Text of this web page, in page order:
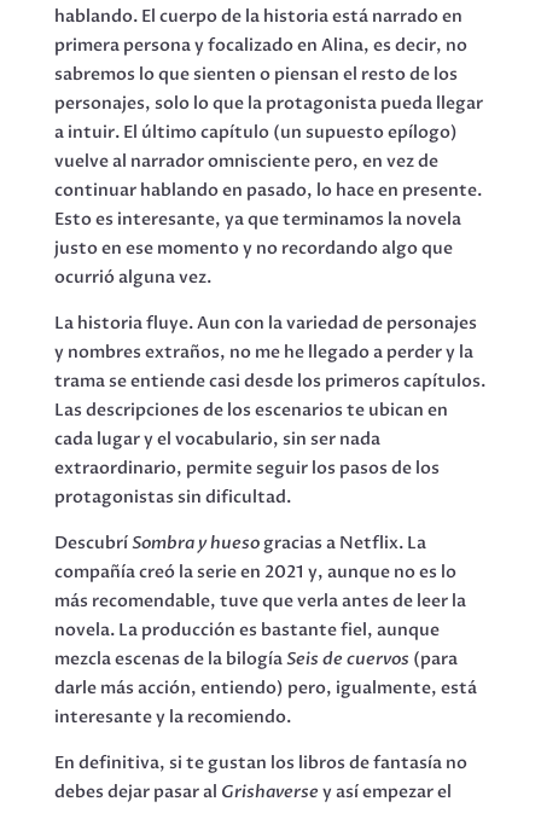
hablando. El cuerpo de la historia está narrado en
primera persona y focalizado en Alina, es decir, no
sabremos lo que sienten o piensan el resto de los
personajes, solo lo que la protagonista pueda llegar
a intuir. El último capítulo (un supuesto epílogo)
vuelve al narrador omnisciente pero, en vez de
continuar hablando en pasado, lo hace en presente.
Esto es interesante, ya que terminamos la novela
justo en ese momento y no recordando algo que
ocurrió alguna vez.
La historia fluye. Aun con la variedad de personajes
y nombres extraños, no me he llegado a perder y la
trama se entiende casi desde los primeros capítulos.
Las descripciones de los escenarios te ubican en
cada lugar y el vocabulario, sin ser nada
extraordinario, permite seguir los pasos de los
protagonistas sin dificultad.
DescubríSombra y huesogracias a Netflix. La
compañía creó la serie en 2021 y, aunque no es lo
más recomendable, tuve que verla antes de leer la
novela. La producción es bastante fiel, aunque
mezcla escenas de la bilogíaSeis de cuervos (para
darle más acción, entiendo) pero, igualmente, está
interesante y la recomiendo.
En definitiva, si te gustan los libros de fantasía no
debes dejar pasar al Grishaversey así empezar el